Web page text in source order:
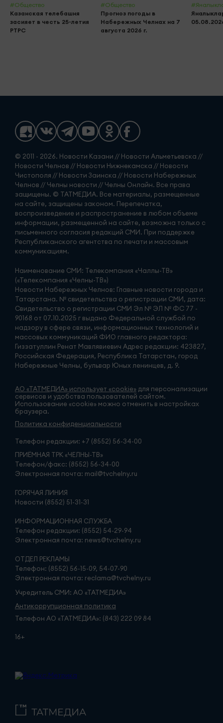
#Общество
Казанская телебашня
засияет в честь 25-летия
РТРС
#Общество
Прогноз погоды в
Набережных Челнах на 7
августа 2026 г.
© 2011 - 2026. Новости Казани // Новости Альметьевска //
Новости Челнов // Новости Нижнекамска // Новости
Чистополя // Новости Заинска // Новости Набережных
Челнов // Челны новости // Челны Онлайн. Все права
защищены. © ТАТМЕДИА. Все материалы, размещенные
на сайте, защищены законом. Перепечатка,
воспроизведение и распространение в любом объеме
информации, размещенной на сайте, возможна только с
письменного согласия редакций СМИ. При поддержке
Республиканского агентства по печати и массовым
коммуникациям.
Наименование СМИ: Телекомпания «Чаллы-ТВ»
(«Телекомпания «Челны-ТВ»)
Новости Набережных Челнов: Главные новости города и
Татарстана. № свидетельства о регистрации СМИ, дата:
Свидетельство о регистрации СМИ Эл № ЭЛ № ФС 77 -
90168 от 07.10.2025 г выдано Федеральной службой по
надзору в сфере связи, информационных технологий и
массовых коммуникаций ФИО главного редактора:
Гиззатуллин Ренат Мавлявиевич Адрес редакции: 423827,
Российская Федерация, Республика Татарстан, город
Набережные Челны, бульвар Юных ленинцев, д. 9.
АО «ТАТМЕДИА» использует «cookie» для персонализации
сервисов и удобства пользователей сайтом.
Использование «cookie» можно отменить в настройках
браузера.
Политика конфиденциальности
Телефон редакции: +7 (8552) 56-34-00
ПРИЁМНАЯ ТРК «ЧЕЛНЫ-ТВ»
Телефон/факс: (8552) 56-34-00
Электронная почта: mail@tvchelny.ru
ГОРЯЧАЯ ЛИНИЯ
Новости (8552) 51-31-31
ИНФОРМАЦИОННАЯ СЛУЖБА
Телефон редакции: (8552) 54-29-94
Электронная почта: news@tvchelny.ru
ОТДЕЛ РЕКЛАМЫ
Телефон: (8552) 56-15-09, 54-07-90
Электронная почта: reclama@tvchelny.ru
Учредитель СМИ: АО «ТАТМЕДИА»
Антикоррупционная политика
Телефон АО «ТАТМЕДИА»: (843) 222 09 84
16+